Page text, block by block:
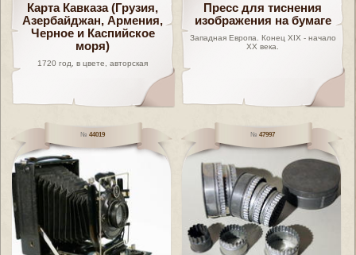
Карта Кавказа (Грузия,
Азербайджан, Армения,
Черное и Каспийское
моря)
1720 год, в цвете, авторская
Пресс для тиснения
изображения на бумаге
Западная Европа. Конец XIX - начало
XX века.
44019 47997